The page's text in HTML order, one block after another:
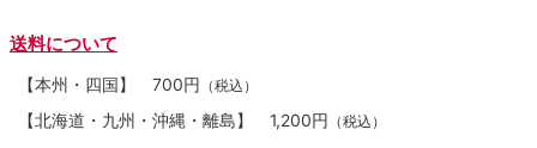
送料について
【本州・四国】 700円 （税込）
【北海道・九州・沖縄・離島】 1,200円 （税込）